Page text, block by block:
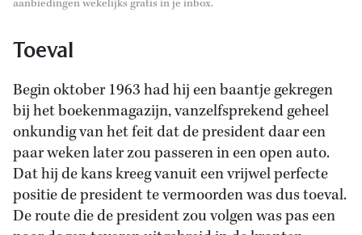
aanbiedingen wekelijks gratis in je inbox.
Toeval
Begin oktober 1963 had hij een baantje gekregen
bij het boekenmagazijn, vanzelfsprekend geheel
onkundig van het feit dat de president daar een
paar weken later zou passeren in een open auto.
Dat hij de kans kreeg vanuit een vrijwel perfecte
positie de president te vermoorden was dus toeval.
De route die de president zou volgen was pas een